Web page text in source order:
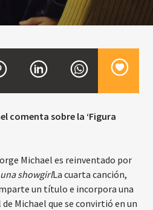
AM
comenta sobre la ‘Figura
Michael es reinventado por
showgirlLa cuarta canción,
un título e incorpora una
Michael que se convirtió en un